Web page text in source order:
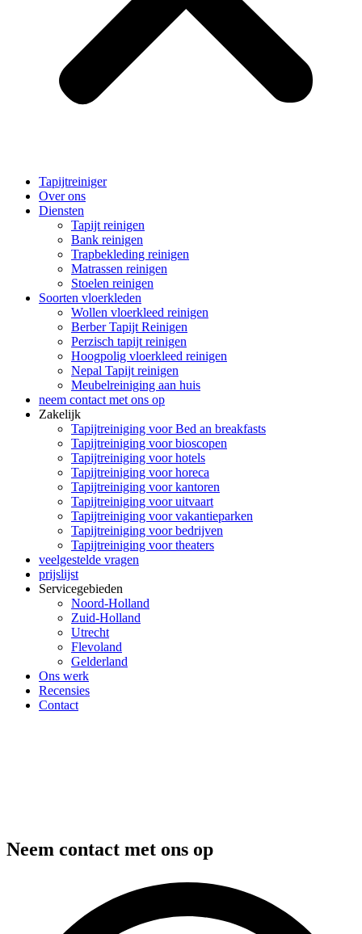
Tapijtreiniger
Over ons
Diensten
Tapijt reinigen
Bank reinigen
Trapbekleding reinigen
Matrassen reinigen
Stoelen reinigen
Soorten vloerkleden
Wollen vloerkleed reinigen
Berber Tapijt Reinigen
Perzisch tapijt reinigen
Hoogpolig vloerkleed reinigen
Nepal Tapijt reinigen
Meubelreiniging aan huis
neem contact met ons op
Zakelijk
Tapijtreiniging voor Bed an breakfasts
Tapijtreiniging voor bioscopen
Tapijtreiniging voor hotels
Tapijtreiniging voor horeca
Tapijtreiniging voor kantoren
Tapijtreiniging voor uitvaart
Tapijtreiniging voor vakantieparken
Tapijtreiniging voor bedrijven
Tapijtreiniging voor theaters
veelgestelde vragen
prijslijst
Servicegebieden
Noord-Holland
Zuid-Holland
Utrecht
Flevoland
Gelderland
Ons werk
Recensies
Contact
Neem contact met ons op